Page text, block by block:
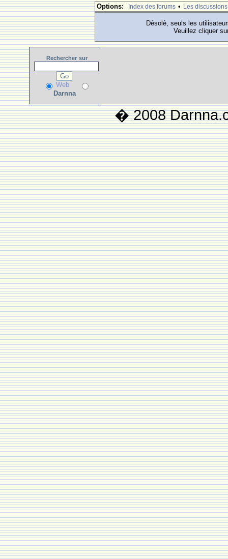
Options: Index des forums • Les discussions
Dèsolè, seuls les
Veuillez cliquer
Rechercher sur
Web
Darnna
� 2008